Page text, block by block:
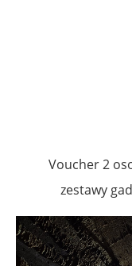
Voucher 2
zestawy